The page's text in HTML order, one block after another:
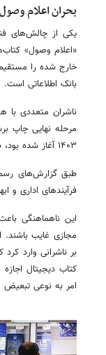
بحران اعلام
یکی از چالش‌های
«اعلام وصول»
خارج شده را
بانک اطلاعاتی است.
ناشران متعددی با
مرحله نهایی چاپ
۱۴۰۳ آغاز شده بود، بسیاری از این کتاب‌ها در زمان مقرر موفق به دریافت اعلام وصول نشدند.
فرآیندهای اداری و
این ناهماهنگی
بر ناشرانی وارد
کتاب دیجیتال
امر به نوعی